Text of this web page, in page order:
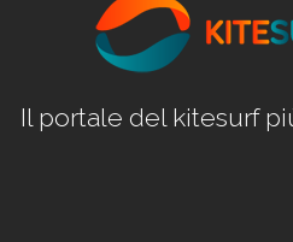
Il portale del kitesurf